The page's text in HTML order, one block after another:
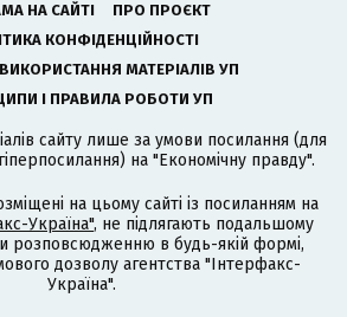
НА САЙТІ
ПРО ПРОЄКТ
КОНФІДЕНЦІЙНОСТІ
МАТЕРІАЛІВ УП
І ПРАВИЛА РОБОТИ УП
сайту лише за умови посилання (для
на "Економічну правду".
на цьому сайті із посиланням на
Україна", не підлягають подальшому
розповсюдженню в будь-якій формі,
дозволу агентства "Інтерфакс-
Україна".